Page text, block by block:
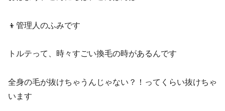
👦管理人のふみです
トルテって、時々すごい換毛の時があるんです
全身の毛が抜けちゃうんじゃない？！ってくらい抜けちゃ
います